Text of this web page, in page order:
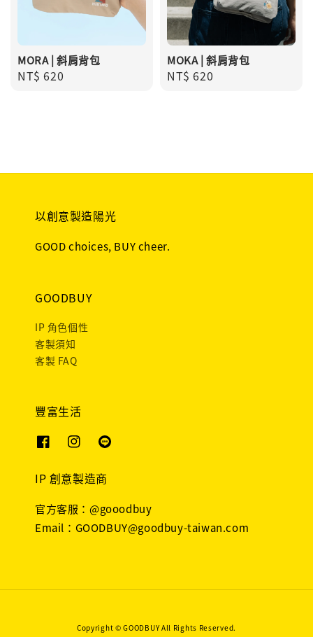
MORA | 斜肩背包
Regular
NT$ 620
MOKA | 斜肩背包
Regular
NT$ 620
以創意製造陽光
GOOD choices, BUY cheer.
GOODBUY
IP 角色個性
客製須知
客製 FAQ
豐富生活
IP 創意製造商
官方客服：@gooodbuy
Email：GOODBUY@goodbuy-taiwan.com
Copyright © GOODBUY All Rights Reserved.